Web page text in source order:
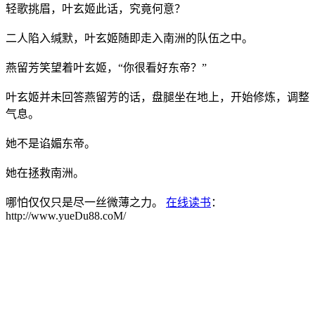
轻歌挑眉，叶玄姬此话，究竟何意？
二人陷入缄默，叶玄姬随即走入南洲的队伍之中。
燕留芳笑望着叶玄姬，“你很看好东帝？”
叶玄姬并未回答燕留芳的话，盘腿坐在地上，开始修炼，调整
气息。
她不是谄媚东帝。
她在拯救南洲。
哪怕仅仅只是尽一丝微薄之力。 在线读书 ：
http://www.yueDu88.coM/